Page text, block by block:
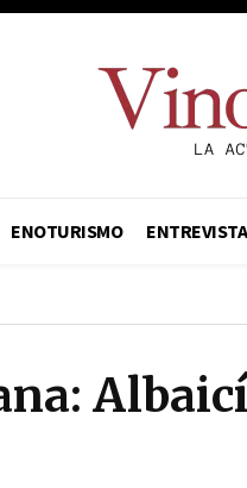
ENOTURISMO